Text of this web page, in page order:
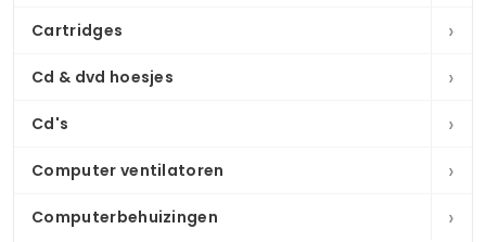
Cartridges ›
Cd & dvd hoesjes ›
Cd's ›
Computer ventilatoren ›
Computerbehuizingen ›